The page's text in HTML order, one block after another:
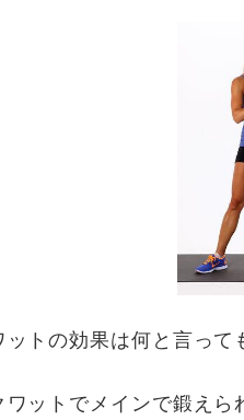
トの効果は何と言って
ワットでメインで鍛え